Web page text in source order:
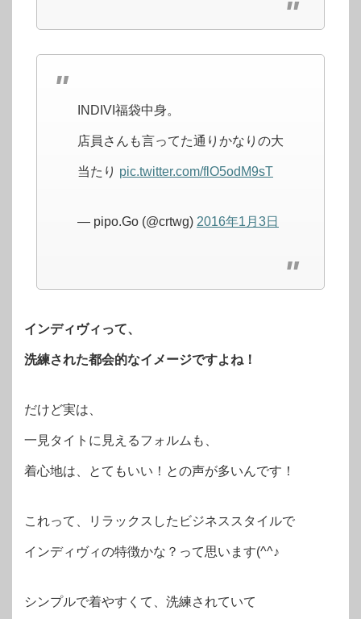
INDIVI福袋中身。
店員さんも言ってた通りかなりの大
当たり pic.twitter.com/flO5odM9sT
— pipo.Go (@crtwg) 2016年1月3日
インディヴィって、
洗練された都会的なイメージですよね！
だけど実は、
一見タイトに見えるフォルムも、
着心地は、とてもいい！との声が多いんです！
これって、リラックスしたビジネススタイルで
インディヴィの特徴かな？って思います(^^♪
シンプルで着やすくて、洗練されていて